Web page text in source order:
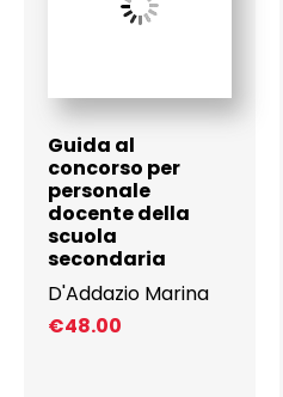
Guida al
concorso per
personale
docente della
scuola
secondaria
D'Addazio Marina
€48.00